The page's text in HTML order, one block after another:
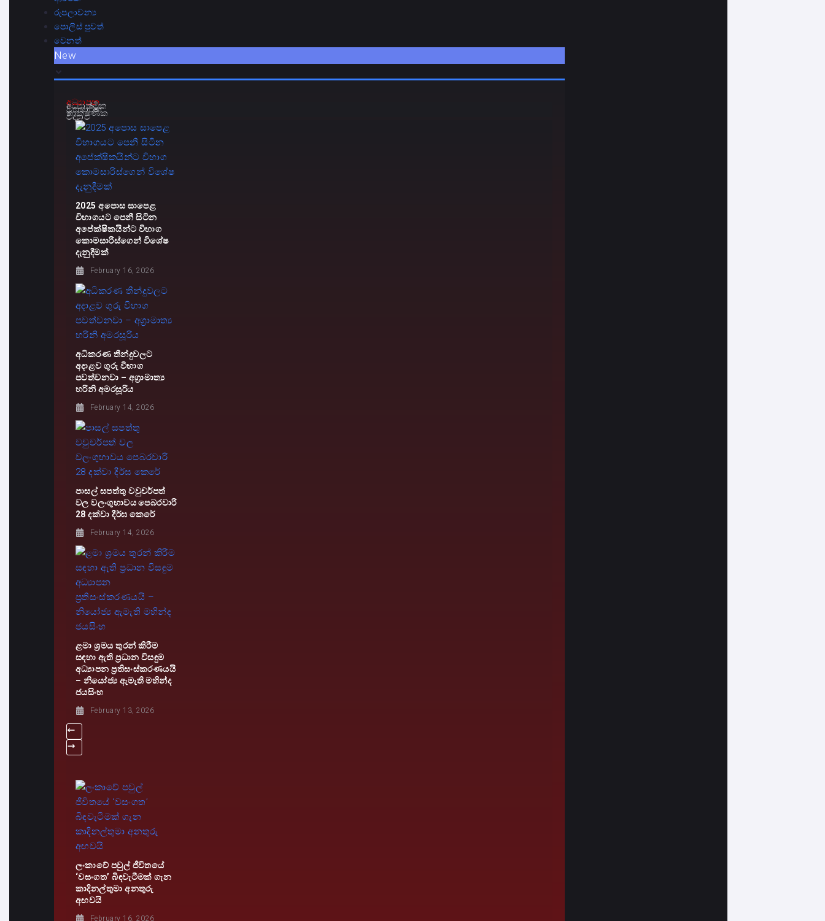
රුපලාවන්‍ය
පොලිස් පුවත්
වෙනත්
New
අධ්‍යාපන
අධ්‍යාත්මික
ව්‍යාපාරික
තාක්ෂණික
විද්‍යාව
2025 අපොස සාපෙළ
විභාගයට පෙනී සිටින
අපේක්ෂිකයින්ට විභාග
කොමසාරිස්ගෙන් විශේෂ
දැනුදීමක්
February 16, 2026
අධිකරණ තීන්දුවලට
අදාළව ගුරු විභාග
පවත්වනවා – අග්‍රාමාත්‍ය
හරිනි අමරසූරිය
February 14, 2026
පාසල් සපත්තු වවුචර්පත්
වල වලංගුභාවය පෙබරවාරි
28 දක්වා දීර්ඝ කෙරේ
February 14, 2026
ළමා ශ්‍රමය තුරන් කිරීම
සඳහා ඇති ප්‍රධාන විසඳුම
අධ්‍යාපන ප්‍රතිසංස්කරණයයි
– නියෝජ්‍ය ඇමැති මහින්ද
ජයසිංහ
February 13, 2026
ලංකාවේ පවුල් ජීවිතයේ
‘වසංගත’ බිඳවැටීමක් ගැන
කාදිනල්තුමා අනතුරු
අඟවයි
February 16, 2026